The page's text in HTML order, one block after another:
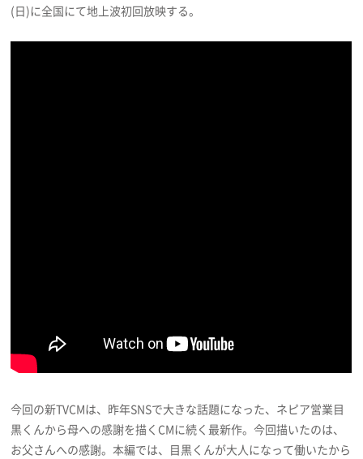
Emo!miuとは？
(日)に全国にて地上波初回放映する。
今回の新TVCMは、昨年SNSで大きな話題になった、ネピア営業目
黒くんから母への感謝を描くCMに続く最新作。今回描いたのは、
お父さんへの感謝。本編では、目黒くんが大人になって働いたから